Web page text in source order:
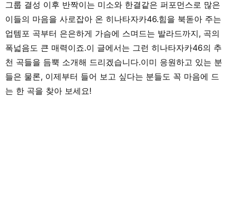
도록 하고 있습니다. 2018년부터 프리랜서 라이터로 활동을 시작했으며,
웹 라이팅 실무 자격을 보유하고 있습니다. 또한 라이팅 외에도 영상 편
집을 공부하고 있습니다. 개인적으로는 초등학생 자녀를 돌보고 있으며,
파쿠르와 댄스 등 학원 활동을 챙기면서 지내고 있습니다.
그룹 결성 이후 반짝이는 미소와 한결같은 퍼포먼스로 많은
이들의 마음을 사로잡아 온 히나타자카46.힘을 북돋아 주는
업템포 곡부터 은은하게 가슴에 스며드는 발라드까지, 곡의
폭넓음도 큰 매력이죠.이 글에서는 그런 히나타자카46의 추
천 곡들을 듬뿍 소개해 드리겠습니다.이미 응원하고 있는 분
들은 물론, 이제부터 들어 보고 싶다는 분들도 꼭 마음에 드
는 한 곡을 찾아 보세요!